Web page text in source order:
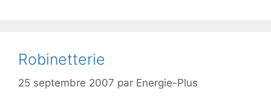
Robinetterie
25 septembre 2007 par Energie-Plus